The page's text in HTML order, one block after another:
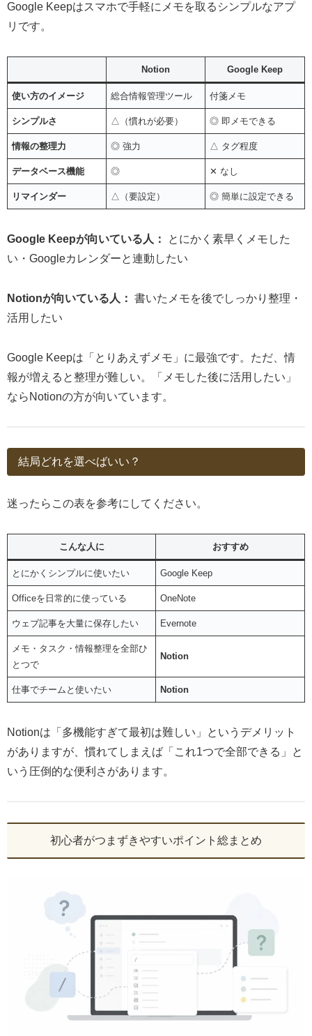
Google Keepはスマホで手軽にメモを取るシンプルなアプ
リです。
Notion Google Keep
使い方のイメージ 総合情報管理ツール 付箋メモ
シンプルさ △（慣れが必要） ◎ 即メモできる
情報の整理力 ◎ 強力 △ タグ程度
データベース機能 ◎ ✕ なし
リマインダー △（要設定） ◎ 簡単に設定できる
Google Keepが向いている人：
とにかく素早くメモした
い・Googleカレンダーと連動したい
Notionが向いている人： 書いたメモを後でしっかり整理・
活用したい
Google Keepは「とりあえずメモ」に最強です。ただ、情
報が増えると整理が難しい。「メモした後に活用したい」
ならNotionの方が向いています。
結局どれを選べばいい？
迷ったらこの表を参考にしてください。
こんな人に おすすめ
とにかくシンプルに使いたい Google Keep
Officeを日常的に使っている OneNote
ウェブ記事を大量に保存したい Evernote
メモ・タスク・情報整理を全部ひ
とつで
Notion
仕事でチームと使いたい Notion
Notionは「多機能すぎて最初は難しい」というデメリット
がありますが、慣れてしまえば「これ1つで全部できる」と
いう圧倒的な便利さがあります。
初心者がつまずきやすいポイント総まとめ